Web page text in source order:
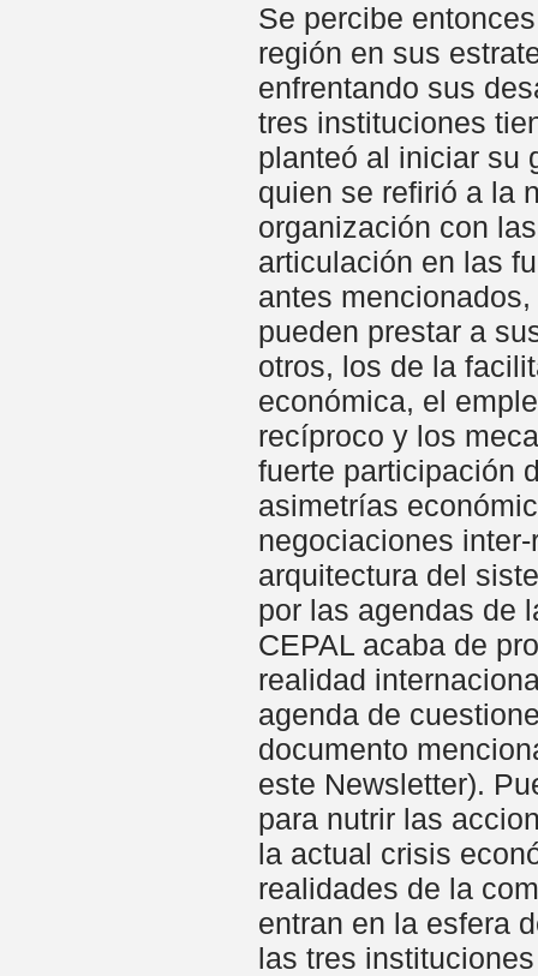
Se percibe
región en sus
enfrentando sus
tres instituciones
planteó al iniciar su
quien se refirió a la
organización con
articulación en las
antes
pueden prestar a
otros, los de la
económica, el
recíproco y los
fuerte participación
asimetrías
negociaciones
arquitectura del
por las agendas de
CEPAL acaba de
realidad
agenda de
documento
este Newsletter).
para nutrir las
la actual crisis
realidades de la
entran en la esfera
las tres